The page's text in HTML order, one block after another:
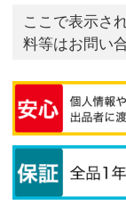
ここで表示さ
料等はお問い